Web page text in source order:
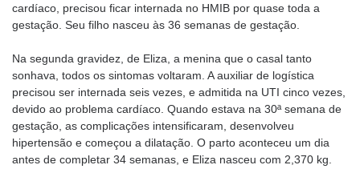
cardíaco, precisou ficar internada no HMIB por quase toda a
gestação. Seu filho nasceu às 36 semanas de gestação.
Na segunda gravidez, de Eliza, a menina que o casal tanto
sonhava, todos os sintomas voltaram. A auxiliar de logística
precisou ser internada seis vezes, e admitida na UTI cinco vezes,
devido ao problema cardíaco. Quando estava na 30ª semana de
gestação, as complicações intensificaram, desenvolveu
hipertensão e começou a dilatação. O parto aconteceu um dia
antes de completar 34 semanas, e Eliza nasceu com 2,370 kg.